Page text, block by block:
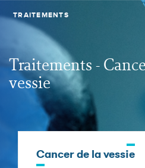
TRAITEMENTS
Traitements -
vessie
Cancer de la vessie